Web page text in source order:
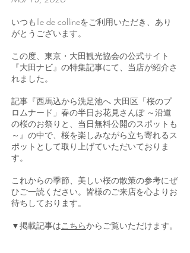
いつもIle de collineをご利用いただき、あり
がとうございます。
この度、東京・大田観光協会の公式サイト
『大田ナビ』の特集記事にて、当店が紹介さ
れました。
記事『西馬込から洗足池へ 大田区「桜のプ
ロムナード」春の半日お花見さんぽ ～沿道
の桜のお祭りと、当日無料公開のスポットも
～』の中で、桜を楽しみながら立ち寄れるス
ポットとして取り上げていただいておりま
す。
これからの季節、美しい桜の散策の参考にぜ
ひご一読ください。皆様のご来店を心よりお
待ちしております。
▼掲載記事はこちらからご覧いただけます。